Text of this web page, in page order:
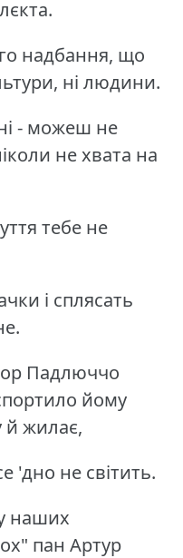
надбання, що
ні людини.
- можеш не
не хвата на
тебе не
і сплясать
Падлюччо
йому
й жилає,
'дно не світить.
наших
пан Артур